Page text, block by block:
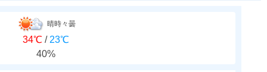
晴時々曇
34℃ / 23℃
40%